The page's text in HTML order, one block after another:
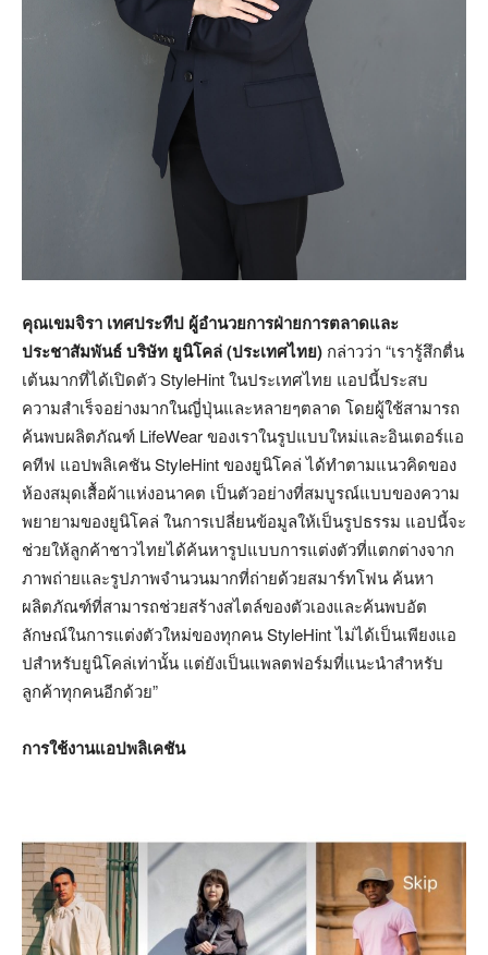
คุณเขมจิรา เทศประทีป ผู้อำนวยการฝ่ายการตลาดและ
ประชาสัมพันธ์ บริษัท ยูนิโคล่ (ประเทศไทย) กล่าวว่า “เรารู้สึกตื่น
เต้นมากที่ได้เปิดตัว StyleHint ในประเทศไทย แอปนี้ประสบ
ความสำเร็จอย่างมากในญี่ปุ่นและหลายๆตลาด โดยผู้ใช้สามารถ
ค้นพบผลิตภัณฑ์ LifeWear ของเราในรูปแบบใหม่และอินเตอร์แอ
คทีฟ แอปพลิเคชัน StyleHint ของยูนิโคล่ ได้ทำตามแนวคิดของ
ห้องสมุดเสื้อผ้าแห่งอนาคต เป็นตัวอย่างที่สมบูรณ์แบบของความ
พยายามของยูนิโคล่ ในการเปลี่ยนข้อมูลให้เป็นรูปธรรม แอปนี้จะ
ช่วยให้ลูกค้าชาวไทยได้ค้นหารูปแบบการแต่งตัวที่แตกต่างจาก
ภาพถ่ายและรูปภาพจำนวนมากที่ถ่ายด้วยสมาร์ทโฟน ค้นหา
ผลิตภัณฑ์ที่สามารถช่วยสร้างสไตล์ของตัวเองและค้นพบอัต
ลักษณ์ในการแต่งตัวใหม่ของทุกคน StyleHint ไม่ได้เป็นเพียงแอ
ปสำหรับยูนิโคล่เท่านั้น แต่ยังเป็นแพลตฟอร์มที่แนะนำสำหรับ
ลูกค้าทุกคนอีกด้วย”
การใช้งานแอปพลิเคชัน